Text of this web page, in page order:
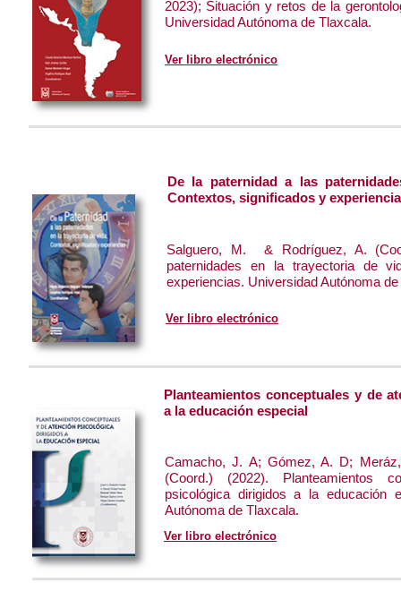
De la paternidad a las
Contextos, significados y
Planteamientos conceptuales y de
a la educación especial
2023); Situación y retos de la
Universidad Autónoma de Tlaxcala.
Ver libro electrónico
Salguero, M. & Rodríguez, A.
paternidades en la trayectoria de
experiencias. Universidad Autónoma
Ver libro electrónico
Camacho, J. A; Gómez, A. D;
(Coord.) (2022). Planteamientos
psicológica dirigidos a la educación
Autónoma de Tlaxcala.
Ver libro electrónico